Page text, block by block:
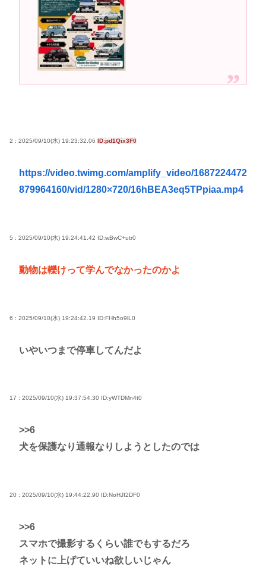
高市早苗さん、憧れのバンドを官邸に招き、自身の
サイン入りドラム・スティックをプレゼントw
若くて美人なママと親友の淫らな行為内容を毎回聞
かされる「女神の加護を受けしママのサーガ」3巻 今
Powered by livedoor 相互RSS
2 : 2025/09/10(水) 19:23:32.06 ID:pd1Qix3F0
https://video.twimg.com/amplify_video/1687224472
879964160/vid/1280×720/16hBEA3eq5TPpiaa.mp4
5 : 2025/09/10(水) 19:24:41.42 ID:wBwC+utr0
動物は轢けって学んでなかったのかよ
6 : 2025/09/10(水) 19:24:42.19 ID:FHh5o9lL0
いやいつまで停車してんだよ
17 : 2025/09/10(水) 19:37:54.30 ID:yWTDMn4t0
>>6
犬を保護なり通報なりしようとしたのでは
20 : 2025/09/10(水) 19:44:22.90 ID:NoHJI2DF0
>>6
スマホで撮影するくらい誰でもするだろ
ネットに上げていいね欲しいじゃん